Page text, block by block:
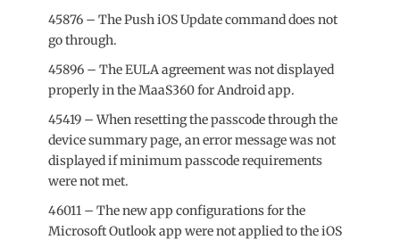
45876 – The Push iOS Update command does not
go through.
45896 – The EULA agreement was not displayed
properly in the MaaS360 for Android app.
45419 – When resetting the passcode through the
device summary page, an error message was not
displayed if minimum passcode requirements
were not met.
46011 – The new app configurations for the
Microsoft Outlook app were not applied to the iOS